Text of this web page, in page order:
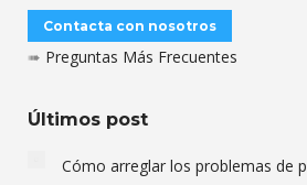
Contacta con nosotros
➠ Preguntas Más Frecuentes
Últimos post
Cómo arreglar los problemas de